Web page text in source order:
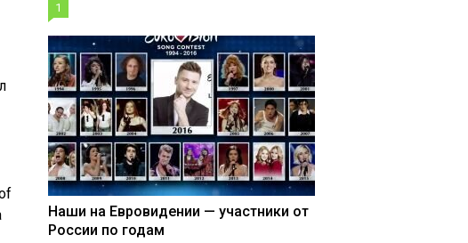
1
Наши на Евровидении — участники от
России по годам